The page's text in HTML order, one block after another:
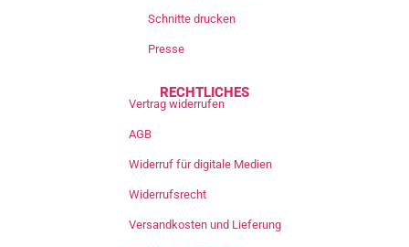
Schnitte drucken
Presse
RECHTLICHES
Vertrag widerrufen
AGB
Widerruf für digitale Medien
Widerrufsrecht
Versandkosten und Lieferung